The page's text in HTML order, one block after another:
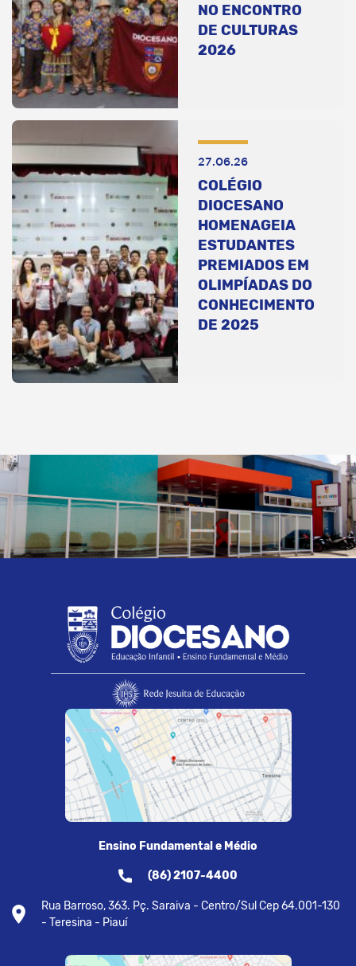
NO ENCONTRO
DE CULTURAS
2026
27.06.26
COLÉGIO
DIOCESANO
HOMENAGEIA
ESTUDANTES
PREMIADOS EM
OLIMPÍADAS DO
CONHECIMENTO
DE 2025
Ensino Fundamental e Médio
(86) 2107-4400
Rua Barroso, 363. Pç. Saraiva - Centro/Sul Cep 64.001-130
- Teresina - Piauí